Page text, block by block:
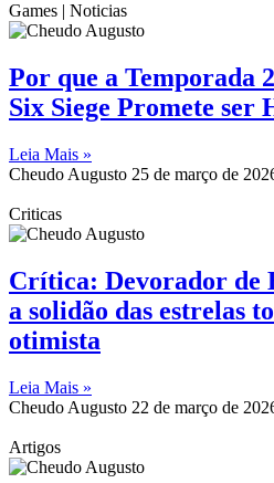
Games | Noticias
Por que a Temporada
Six Siege Promete ser
Leia Mais »
Cheudo Augusto 25 de março de
Criticas
Crítica: Devorador de
a solidão das estrelas
otimista
Leia Mais »
Cheudo Augusto 22 de março de
Artigos